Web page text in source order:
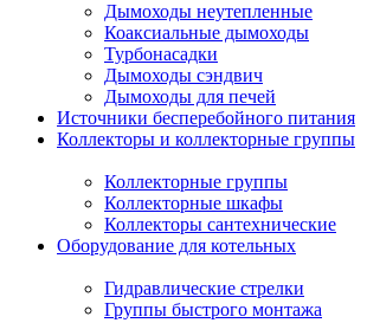
Дымоходы неутепленные
Коаксиальные дымоходы
Турбонасадки
Дымоходы сэндвич
Дымоходы для печей
Источники бесперебойного питания
Коллекторы и коллекторные группы
Коллекторные группы
Коллекторные шкафы
Коллекторы сантехнические
Оборудование для котельных
Гидравлические стрелки
Группы быстрого монтажа